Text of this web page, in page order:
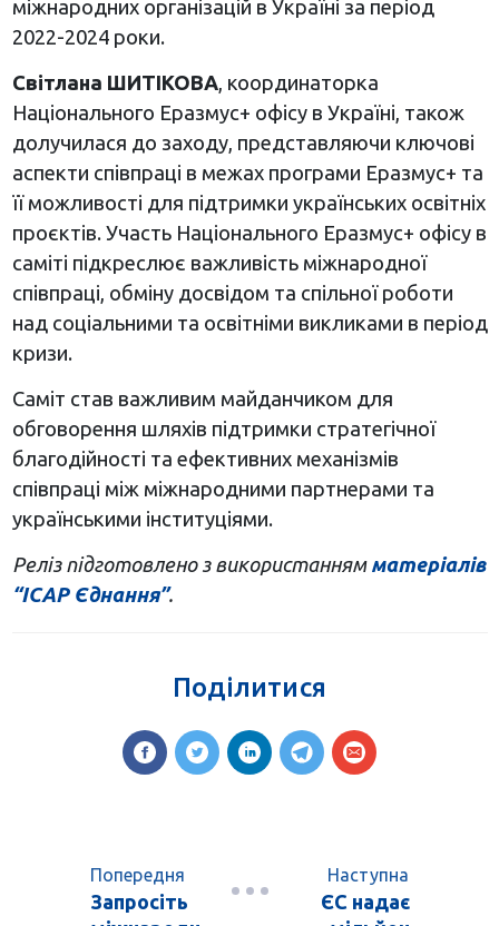
міжнародних організацій в Україні за період
2022-2024 роки.
Світлана ШИТІКОВА, координаторка
Національного Еразмус+ офісу в Україні, також
долучилася до заходу, представляючи ключові
аспекти співпраці в межах програми Еразмус+ та
її можливості для підтримки українських освітніх
проєктів. Участь Національного Еразмус+ офісу в
саміті підкреслює важливість міжнародної
співпраці, обміну досвідом та спільної роботи
над соціальними та освітніми викликами в період
кризи.
Саміт став важливим майданчиком для
обговорення шляхів підтримки стратегічної
благодійності та ефективних механізмів
співпраці між міжнародними партнерами та
українськими інституціями.
Реліз підготовлено з використанням матеріалів
“ІСАР Єднання”.
Поділитися
Попередня
Запросіть
Наступна
ЄС надає